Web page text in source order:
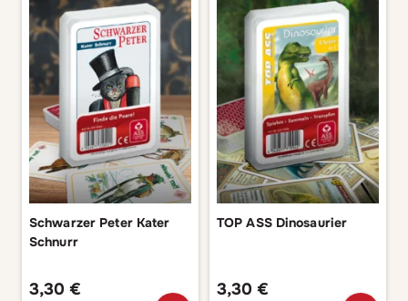
Schwarzer Peter Kater
Schnurr
3,30 €
TOP ASS Dinosaurier
3,30 €